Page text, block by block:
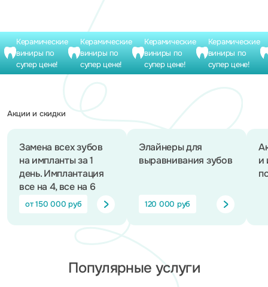
Керамические
виниры по
супер цене!
Керамические
виниры по
супер цене!
Керамические
виниры по
супер цене!
Керамические
виниры по
супер цене!
Акции и скидки
Замена всех зубов
на импланты за 1
день. Имплантация
все на 4, все на 6
от 150 000 руб
Элайнеры для
выравнивания зубов
120 000 руб
и
Популярные услуги